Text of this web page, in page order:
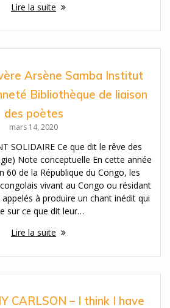
Lire la suite
Arsène Samba Institut
Bibliothèque de liaison
des poètes
mars 14, 2020
SOLIDAIRE Ce que dit le rêve des
Note conceptuelle En cette année
60 de la République du Congo, les
vivant au Congo ou résidant
appelés à produire un chant inédit qui
sur ce que dit leur…
Lire la suite
CARLSON – I think I have